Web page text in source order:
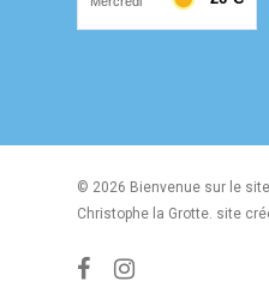
© 2026 Bienvenue sur le
Christophe la Grotte. site
facebookinstagram